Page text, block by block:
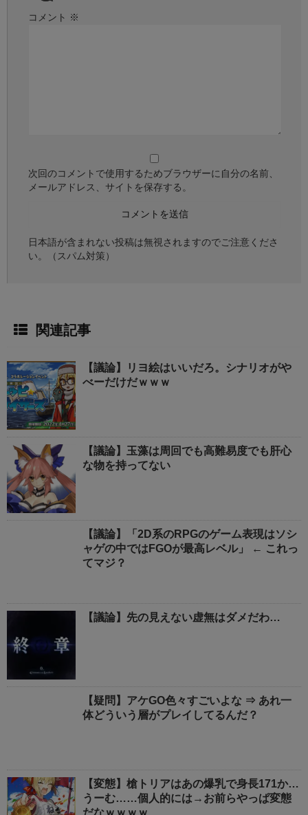
コメント ※
次回のコメントで使用するためブラウザーに自分の名前、
メールアドレス、サイトを保存する。
日本語が含まれない投稿は無視されますのでご注意くださ
い。（スパム対策）
関連記事
【議論】リヨ絵はいいだろ。シナリオがや
べーだけだｗｗｗ
【議論】玉藻は周回でも高難易度でも肝心
な物を持ってない
【議論】「2D系のRPGのゲーム表現はソシ
ャゲの中ではFGOが最高レベル」 ← これっ
てマジ？
【議論】先の見えない虚無はダメだわ…
【疑問】アケGO色々すごいよな ⇒ あれ一
体どういう層がプレイしてるんだ？
【変態】槍トリアはあの爆乳で身長171か…
うーむ……個人的には→お前らやっぱ変態
だなｗｗｗｗ